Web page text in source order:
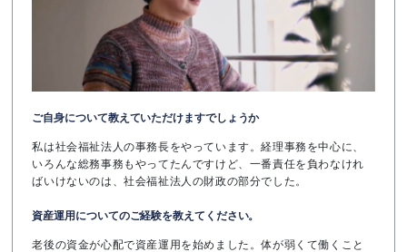
ご自身について教えていただけますでしょうか
私は社会福祉法人の事務長をやっています。経理事務を中心に、
いろんな総務事務もやってたんですけど、一番責任を負わなけれ
ばいけないのは、社会福祉法人の財政の部分でした。
資産運用についてのご経験を教えてください。
老後の資金が心配で資産運用を始めました。体が弱くて働くこと